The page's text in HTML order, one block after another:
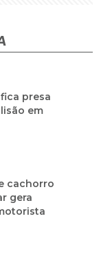
presa
em
cachorro
gera